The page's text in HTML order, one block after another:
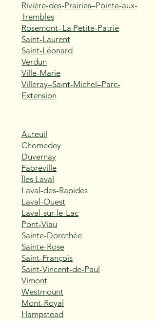
Rivière-des-Prairies–Pointe-aux-
Trembles
Rosemont–La Petite-Patrie
Saint-Laurent
Saint-Léonard
Verdun
Ville-Marie
Villeray–Saint-Michel–Parc-
Extension
Auteuil
Chomedey
Duvernay
Fabreville
Îles Laval
Laval-des-Rapides
Laval-Ouest
Laval-sur-le-Lac
Pont-Viau
Sainte-Dorothée
Sainte-Rose
Saint-François
Saint-Vincent-de-Paul
Vimont
Westmount
Mont-Royal
Hampstead